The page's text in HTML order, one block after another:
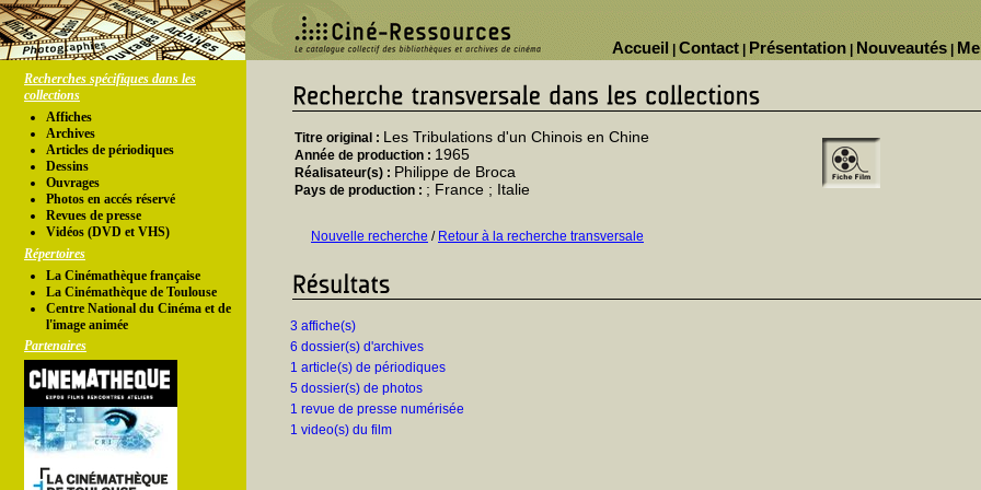
Nouveautés
Présentation
Contact
Accueil
Recherches spécifiques dans les
collections
Affiches
Archives
Articles de périodiques
Dessins
Ouvrages
Photos en accés réservé
Revues de presse
Vidéos (DVD et VHS)
Répertoires
La Cinémathèque française
La Cinémathèque de Toulouse
Centre National du Cinéma et de
l'image animée
Partenaires
Titre original : Les Tribulations d'un Chinois en Chine
Année de production : 1965
Réalisateur(s) : Philippe de Broca
Pays de production : ; France ; Italie
Nouvelle recherche / Retour à la recherche transversale
3 affiche(s)
6 dossier(s) d'archives
1 article(s) de périodiques
5 dossier(s) de photos
1 revue de presse numérisée
1 video(s) du film